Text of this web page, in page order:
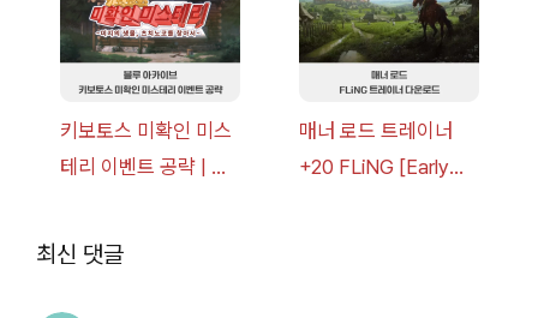
키보토스 미확인 미스
테리 이벤트 공략 | 블
매너 로드 트레이너
+20 FLiNG [Early
최신 댓글